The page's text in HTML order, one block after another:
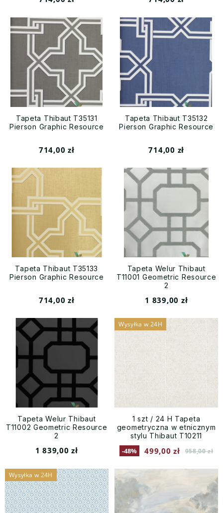
Tapeta Thibaut T35131
Pierson Graphic Resource
714,00 zł
Tapeta Thibaut T35132
Pierson Graphic Resource
714,00 zł
Tapeta Thibaut T35133
Pierson Graphic Resource
714,00 zł
Tapeta Welur Thibaut
T11001 Geometric Resource
2
1 839,00 zł
Tapeta Welur Thibaut
T11002 Geometric Resource
2
1 839,00 zł
1 szt / 24 H Tapeta
geometryczna w etnicznym
stylu Thibaut T10211
Mombasa Colony
-48% 499,00 zł 958,00 zł
Wysyłka w 24H
Wysyłka w 24H